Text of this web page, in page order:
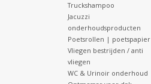
Truckshampoo
Jacuzzi
onderhoudsproducten
Poetsrollen | poetspapier
Vliegen bestrijden / anti
vliegen
WC & Urinoir onderhoud